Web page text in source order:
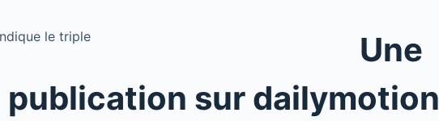
Une
publication sur dailymotion